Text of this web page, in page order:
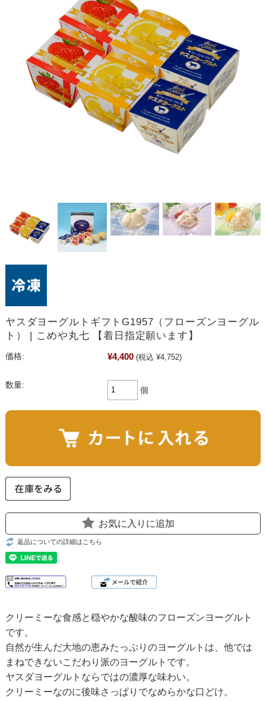
ヤスダヨーグルトギフトG1957（フローズンヨーグル
ト） | こめや丸七 【着日指定願います】
価格: ¥4,400 (税込 ¥4,752)
数量:
個
お気に入りに追加
返品についての詳細はこちら
クリーミーな食感と穏やかな酸味のフローズンヨーグルト
です。
自然が生んだ大地の恵みたっぷりのヨーグルトは、他では
まねできないこだわり派のヨーグルトです。
ヤスダヨーグルトならではの濃厚な味わい。
クリーミーなのに後味さっぱりでなめらかな口どけ。